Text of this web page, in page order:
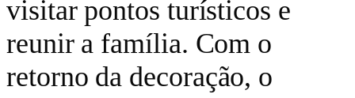
visitar pontos turísticos e
reunir a família. Com o
retorno da decoração, o